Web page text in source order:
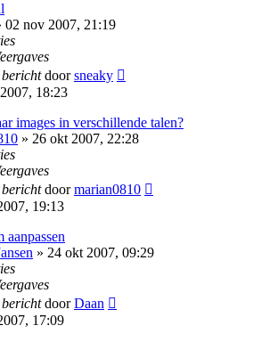
nov 2007, 21:19
berichtdoorsneaky
18:23
images in verschillende talen?
» 26 okt 2007, 22:28
berichtdoormarian0810
19:13
aanpassen
» 24 okt 2007, 09:29
berichtdoorDaan
17:09